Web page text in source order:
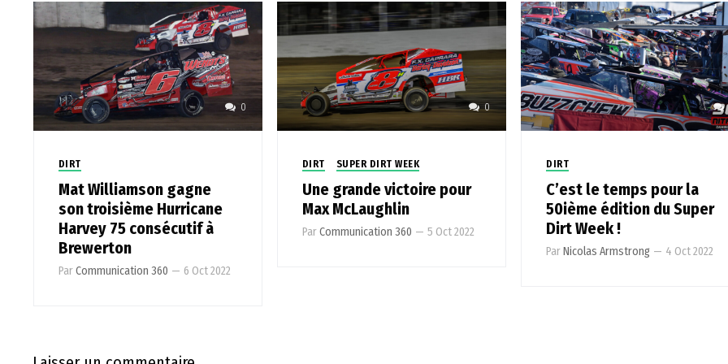
0
DIRT
Mat Williamson gagne
son troisième Hurricane
Harvey 75 consécutif à
Brewerton
ParCommunication 360 — 6 Oct 2022
0
DIRT SUPER DIRT WEEK
Une grande victoire pour
Max McLaughlin
ParCommunication 360 — 5 Oct 2022
DIRT
C’est le temps pour la
50ième édition du Super
Dirt Week !
ParNicolas Armstrong — 4 Oct 2022